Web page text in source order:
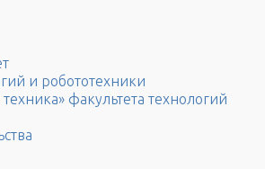
и робототехники
факультета технологий